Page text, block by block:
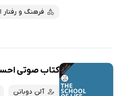
فرهنگ و رفتار
کتاب صوتی
آلن دوباتن